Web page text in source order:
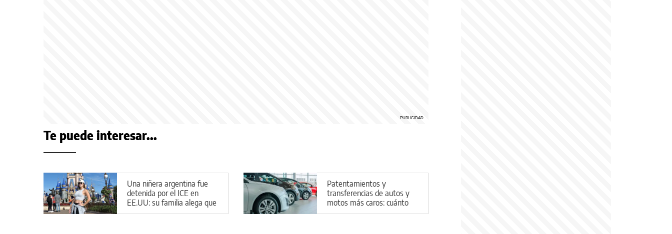
Te puede interesar...
Una niñera argentina fue
detenida por el ICE en
EE.UU: su familia alega que
entró de forma legal
Patentamientos y
transferencias de autos y
motos más caros: cuánto
costarán los trámites